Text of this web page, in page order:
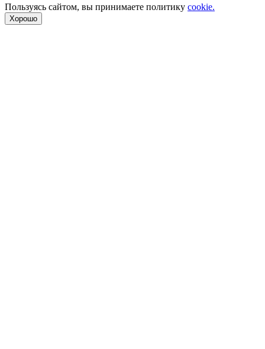
Пользуясь сайтом, вы принимаете политику cookie.
Хорошо